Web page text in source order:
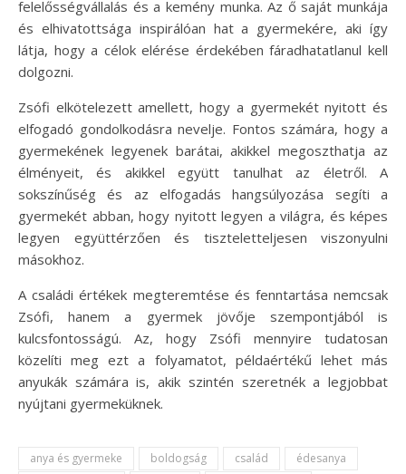
felelősségvállalás és a kemény munka. Az ő saját munkája
és elhivatottsága inspirálóan hat a gyermekére, aki így
látja, hogy a célok elérése érdekében fáradhatatlanul kell
dolgozni.
Zsófi elkötelezett amellett, hogy a gyermekét nyitott és
elfogadó gondolkodásra nevelje. Fontos számára, hogy a
gyermekének legyenek barátai, akikkel megoszthatja az
élményeit, és akikkel együtt tanulhat az életről. A
sokszínűség és az elfogadás hangsúlyozása segíti a
gyermekét abban, hogy nyitott legyen a világra, és képes
legyen együttérzően és tiszteletteljesen viszonyulni
másokhoz.
A családi értékek megteremtése és fenntartása nemcsak
Zsófi, hanem a gyermek jövője szempontjából is
kulcsfontosságú. Az, hogy Zsófi mennyire tudatosan
közelíti meg ezt a folyamatot, példaértékű lehet más
anyukák számára is, akik szintén szeretnék a legjobbat
nyújtani gyermeküknek.
anya és gyermeke boldogság család
édesanya